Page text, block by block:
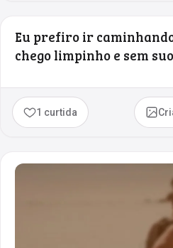
Eu prefiro ir
chego limpinho e sem
1 curtida